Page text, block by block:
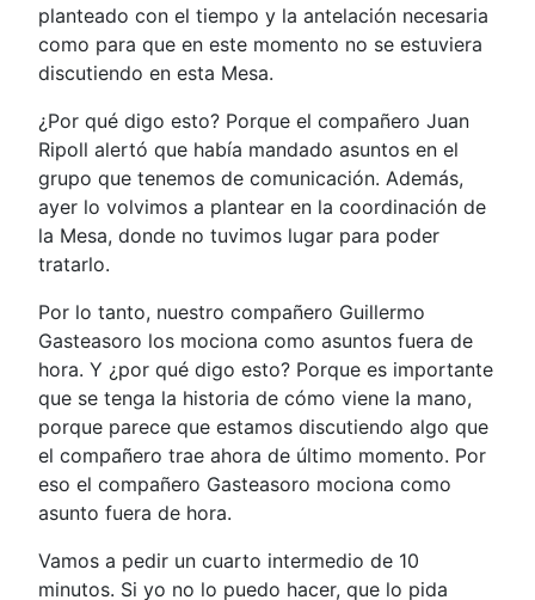
planteado con el tiempo y la antelación necesaria
como para que en este momento no se estuviera
discutiendo en esta Mesa.
¿Por qué digo esto? Porque el compañero Juan
Ripoll alertó que había mandado asuntos en el
grupo que tenemos de comunicación. Además,
ayer lo volvimos a plantear en la coordinación de
la Mesa, donde no tuvimos lugar para poder
tratarlo.
Por lo tanto, nuestro compañero Guillermo
Gasteasoro los mociona como asuntos fuera de
hora. Y ¿por qué digo esto? Porque es importante
que se tenga la historia de cómo viene la mano,
porque parece que estamos discutiendo algo que
el compañero trae ahora de último momento. Por
eso el compañero Gasteasoro mociona como
asunto fuera de hora.
Vamos a pedir un cuarto intermedio de 10
minutos. Si yo no lo puedo hacer, que lo pida